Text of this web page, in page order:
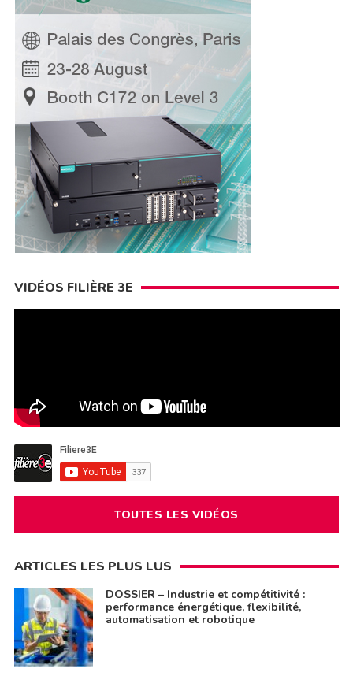
VIDÉOS FILIÈRE 3E
TOUTES LES VIDÉOS
ARTICLES LES PLUS LUS
DOSSIER – Industrie et compétitivité :
performance énergétique, flexibilité,
automatisation et robotique